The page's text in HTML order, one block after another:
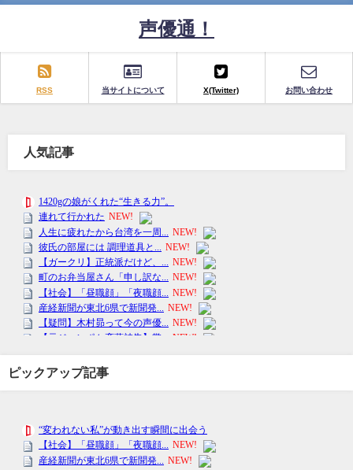
声優通！
RSS 当サイトについて X(Twitter) お問い合わせ
人気記事
ピックアップ記事